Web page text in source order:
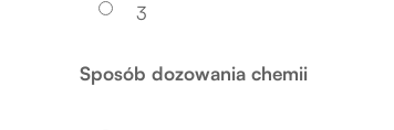
3
Sposób dozowania chemii